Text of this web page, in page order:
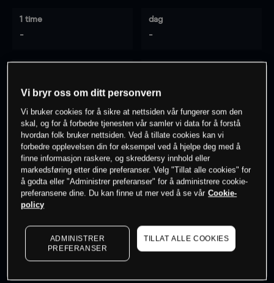
1 time
-
dag
-
-
0% av kunder erpå dette instrumentet
Søk om konto
Log in
Vi bryr oss om ditt personvern
Vi bruker cookies for å sikre at nettsiden vår fungerer som den
skal, og for å forbedre tjenesten vår samler vi data for å forstå
hvordan folk bruker nettsiden. Ved å tillate cookies kan vi
forbedre opplevelsen din for eksempel ved å hjelpe deg med å
finne informasjon raskere, og skreddersy innhold eller
markedsføring etter dine preferanser. Velg "Tillat alle cookies" for
å godta eller "Administrer preferanser" for å administrere cookie-
preferansene dine. Du kan finne ut mer ved å se vår Cookie-
policy
ADMINISTRER
PREFERANSER
TILLAT ALLE COOKIES